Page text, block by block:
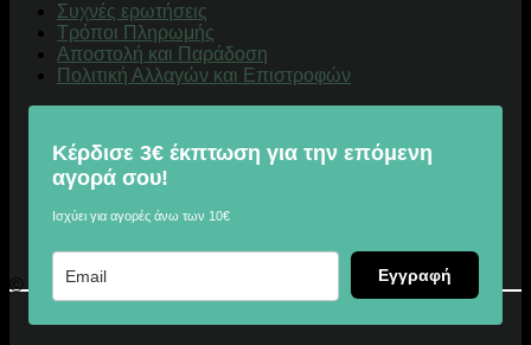
Συχνές ερωτήσεις
Τρόποι Πληρωμής
Αποστολή και Παράδοση
Πολιτική Αλλαγών και Επιστροφών
Κέρδισε 3€ έκπτωση για την επόμενη
αγορά σου!
Ισχύει για αγορές άνω των 10€
Εγγραφή
© 2026 Digitalu.gr